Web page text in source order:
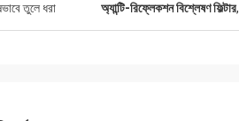
তুলে ধরা অ্যান্টি-রিফ্লেকশন বিশ্লেষণ ফিল্টার,